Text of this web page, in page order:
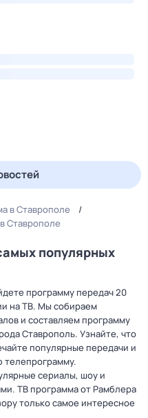
в Ставрополе
Ставрополе
популярных
программу передач 20
на ТВ. Мы собираем
и составляем программу
Ставрополь. Узнайте, что
популярные передачи и
телепрограмму.
сериалы, шоу и
ТВ программа от Рамблера
только самое интересное